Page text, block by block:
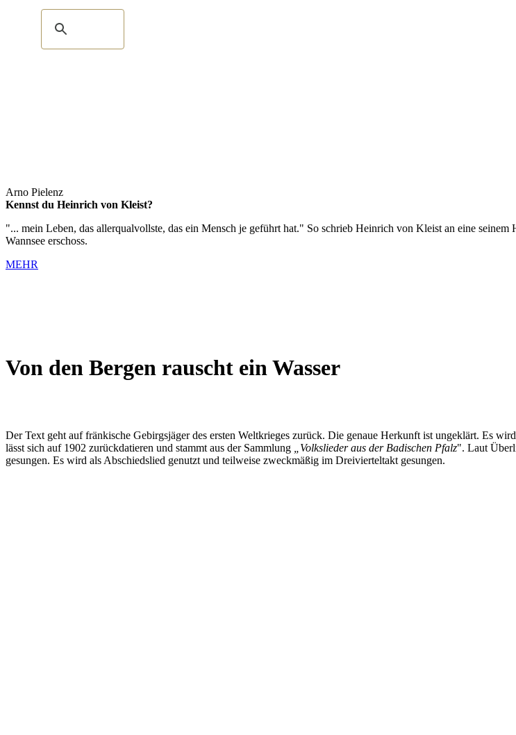
Arno Pielenz
Kennst du Heinrich von Kleist?
"... mein Leben, das allerqualvollste, das ein Mensch je geführt hat." So schrieb Heinrich von Kleist an eine
Wannsee erschoss.
MEHR
Von den Bergen rauscht ein Wasser
Der Text geht auf fränkische Gebirgsjäger des ersten Weltkrieges zurück. Die genaue Herkunft ist ungeklärt. Es
lässt sich auf 1902 zurückdatieren und stammt aus der Sammlung
„Volkslieder aus der Badischen Pfalz". Laut
gesungen. Es wird als Abschiedslied genutzt und teilweise zweckmäßig im Dreivierteltakt gesungen.